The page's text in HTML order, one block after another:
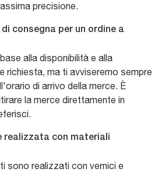
precisione.
consegna per un ordine a
alla disponibilità e alla
richiesta, ma ti avviseremo sempre
di arrivo della merce. È
la merce direttamente in
realizzata con materiali
sono realizzati con vernici e